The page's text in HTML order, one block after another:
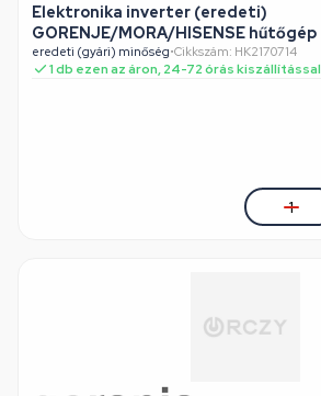
Elektronika inverter (eredeti)
GORENJE/MORA/HISENSE hűtőgép
eredeti (gyári) minőség•Cikkszám: HK2170714
1 db ezen az áron, 24-72 órás kiszállítással